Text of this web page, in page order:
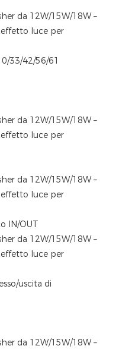
33/42/56/61
IN/OUT
uscita di